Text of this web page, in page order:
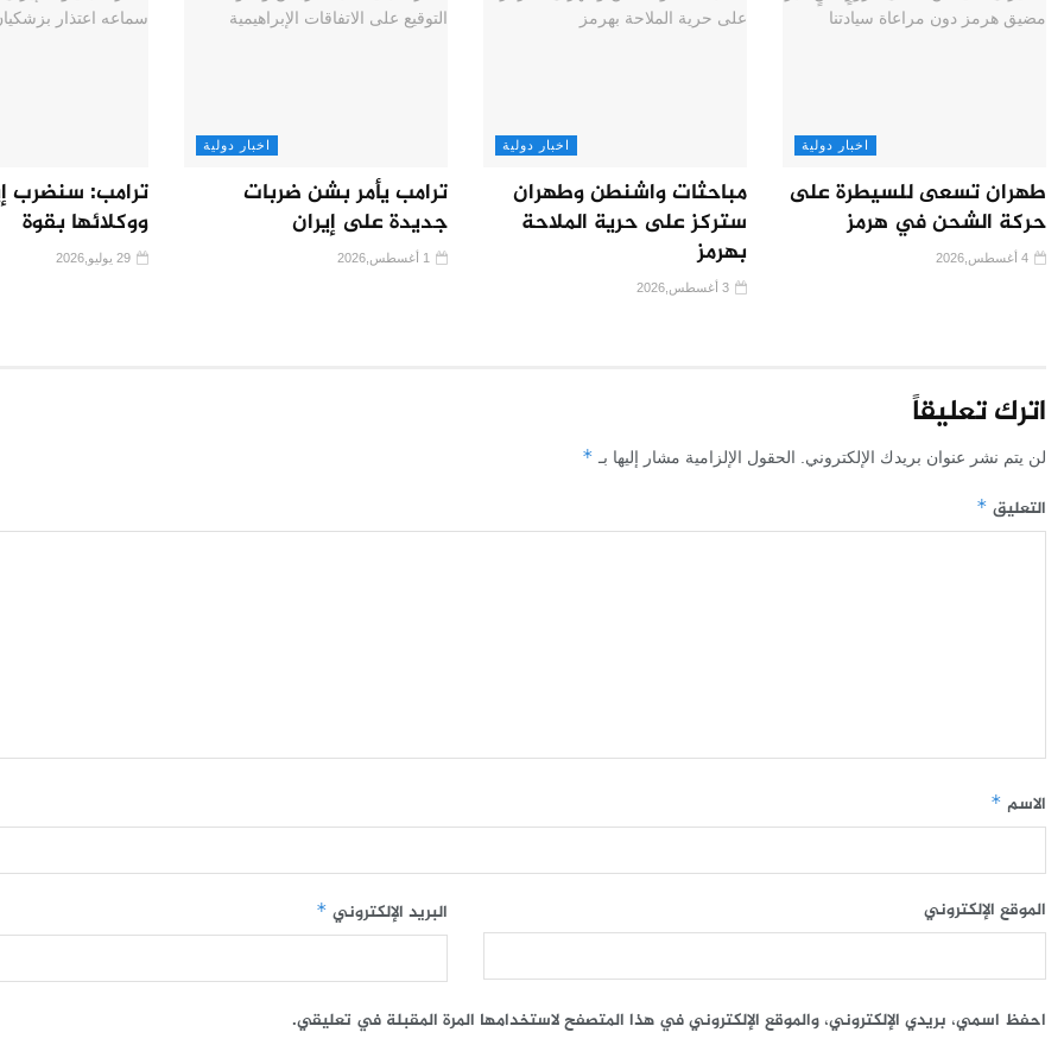
اخبار دولية
طهران تسعى للسيطرة على
حركة الشحن في هرمز
اخبار دولية
مباحثات واشنطن وطهران
ستركز على حرية الملاحة
بهرمز
اخبار دولية
ترامب يأمر بشن ضربات
جديدة على إيران
ترامب: سنضرب
ووكلائها بقوة
اترك تعليقاً
لن يتم نشر عنوان بريدك الإلكتروني. الحقول الإلزامية مشار إليها بـ *
التعليق *
الاسم *
البريد الإلكتروني * الموقع الإلكتروني
احفظ اسمي، بريدي الإلكتروني، والموقع الإلكتروني في هذا المتصفح لاستخدامها المرة المقبلة في تعليقي.